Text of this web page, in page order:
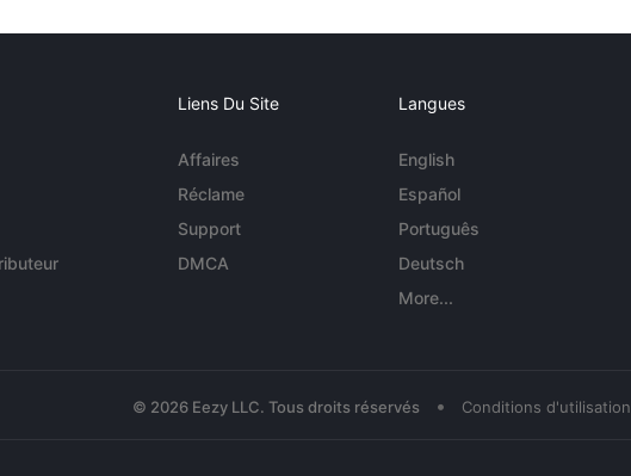
Liens Du Site
Affaires
Réclame
Support
DMCA
Langues
English
Español
Português
Deutsch
More...
© 2026 Eezy LLC. Tous droits réservés • Conditions d'utilisation